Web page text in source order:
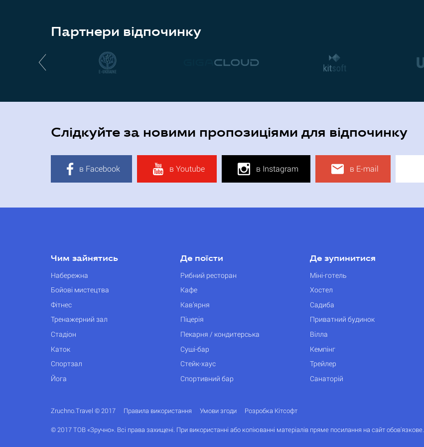
Партнери відпочинку
Слідкуйте за новими пропозиціями для відпочинку
в Facebook в Youtube в Instagram в E-mail
Чим зайнятись
Набережна
Бойові мистецтва
Фітнес
Тренажерний зал
Стадіон
Каток
Спортзал
Йога
Де поїсти
Рибний ресторан
Кафе
Кав’ярня
Піцерія
Пекарня / кондитерська
Суші-бар
Стейк-хаус
Спортивний бар
Де зупинитися
Міні-готель
Хостел
Садиба
Приватний будинок
Вілла
Кемпінг
Трейлер
Санаторій
Zruchno.Travel © 2017 Правила використання Умови згоди Розробка Кітсофт
© 2017 ТОВ «Зручно». Всі права захищені. При використанні або копіюванні матеріалів пряме посилання на сайт обов'язкове.